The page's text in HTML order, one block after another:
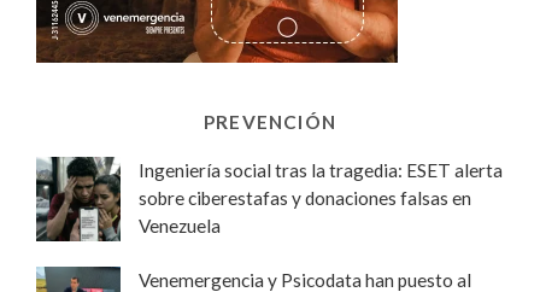
PREVENCIÓN
Ingeniería social tras la tragedia: ESET alerta
sobre ciberestafas y donaciones falsas en
Venezuela
Venemergencia y Psicodata han puesto al